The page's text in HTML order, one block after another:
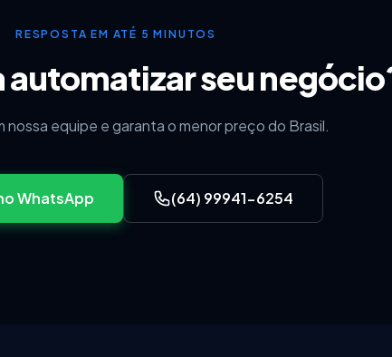
RESPOSTA EM ATÉ 5 MINUTOS
automatizar seu
nossa equipe e garanta o menor preço do Brasil.
WhatsApp (64) 99941-6254